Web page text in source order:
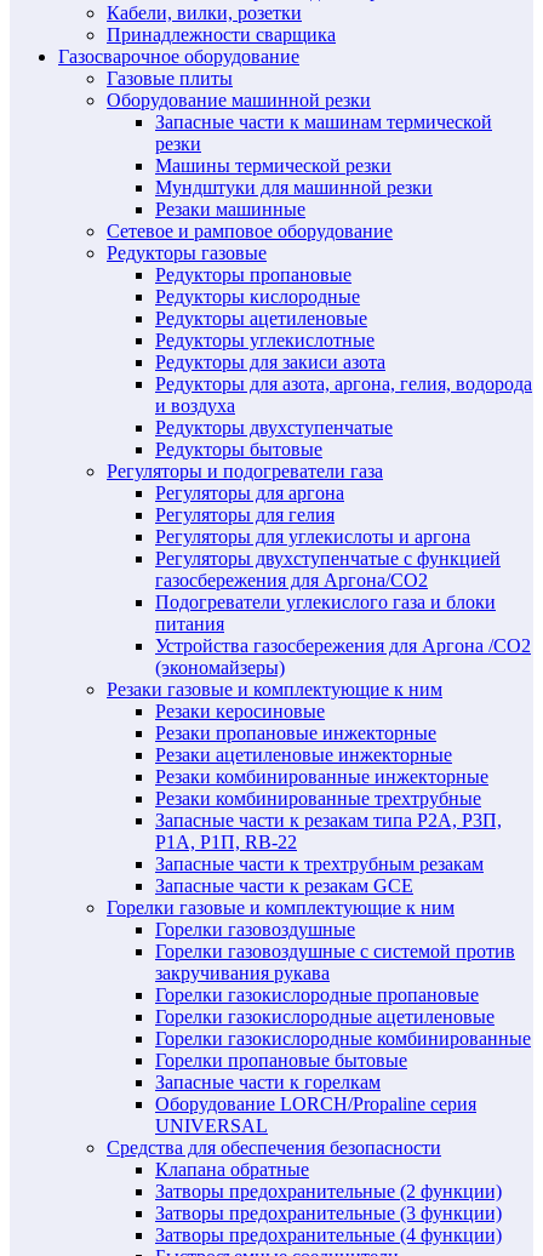
Кабели, вилки, розетки
Принадлежности сварщика
Газосварочное оборудование
Газовые плиты
Оборудование машинной резки
Запасные части к машинам термической
резки
Машины термической резки
Мундштуки для машинной резки
Резаки машинные
Сетевое и рамповое оборудование
Редукторы газовые
Редукторы пропановые
Редукторы кислородные
Редукторы ацетиленовые
Редукторы углекислотные
Редукторы для закиси азота
Редукторы для азота, аргона, гелия, водорода
и воздуха
Редукторы двухступенчатые
Редукторы бытовые
Регуляторы и подогреватели газа
Регуляторы для аргона
Регуляторы для гелия
Регуляторы для углекислоты и аргона
Регуляторы двухступенчатые c функцией
газосбережения для Аргона/СО2
Подогреватели углекислого газа и блоки
питания
Устройства газосбережения для Аргона /СО2
(экономайзеры)
Резаки газовые и комплектующие к ним
Резаки керосиновые
Резаки пропановые инжекторные
Резаки ацетиленовые инжекторные
Резаки комбинированные инжекторные
Резаки комбинированные трехтрубные
Запасные части к резакам типа Р2А, Р3П,
Р1А, Р1П, RB-22
Запасные части к трехтрубным резакам
Запасные части к резакам GCE
Горелки газовые и комплектующие к ним
Горелки газовоздушные
Горелки газовоздушные с системой против
закручивания рукава
Горелки газокислородные пропановые
Горелки газокислородные ацетиленовые
Горелки газокислородные комбинированные
Горелки пропановые бытовые
Запасные части к горелкам
Оборудование LORCH/Propaline серия
UNIVERSAL
Средства для обеспечения безопасности
Клапана обратные
Затворы предохранительные (2 функции)
Затворы предохранительные (3 функции)
Затворы предохранительные (4 функции)